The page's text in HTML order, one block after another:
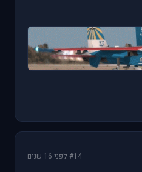
#14
·לפני 16 שנים